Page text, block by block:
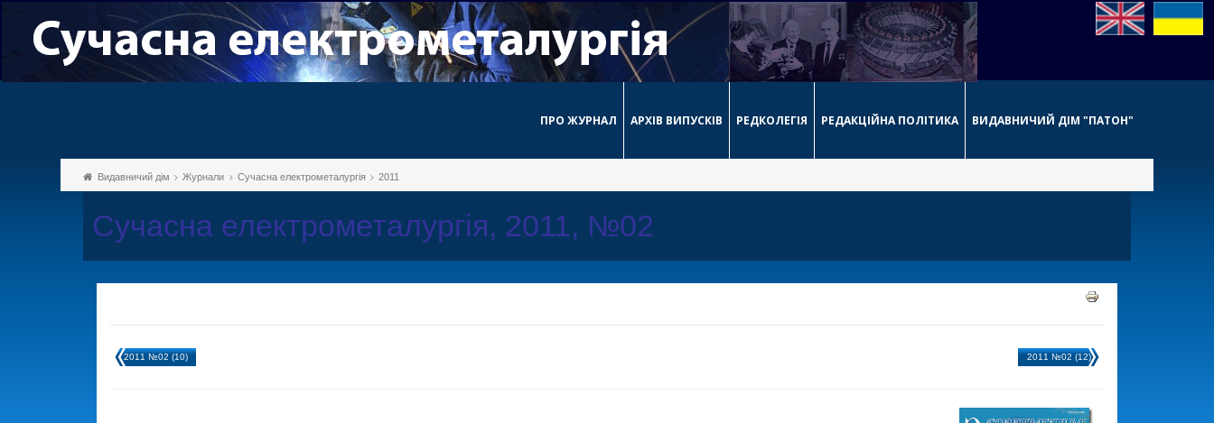
ПРО ЖУРНАЛ АРХІВ ВИПУСКІВ РЕДКОЛЕГІЯ РЕДАКЦІЙНА ПОЛІТИКА ВИДАВНИЧИЙ ДІМ "ПАТОН"
Видавничий дім Журнали Сучасна електрометалургія 2011
Сучасна електрометалургія, 2011, №02
2011 №02 (10) 2011 №02 (12)